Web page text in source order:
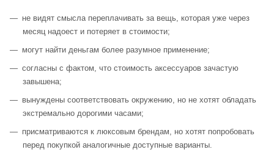
не видят смысла переплачивать за вещь, которая уже через
месяц надоест и потеряет в стоимости;
могут найти деньгам более разумное применение;
согласны с фактом, что стоимость аксессуаров зачастую
завышена;
вынуждены соответствовать окружению, но не хотят обладать
экстремально дорогими часами;
присматриваются к люксовым брендам, но хотят попробовать
перед покупкой аналогичные доступные варианты.